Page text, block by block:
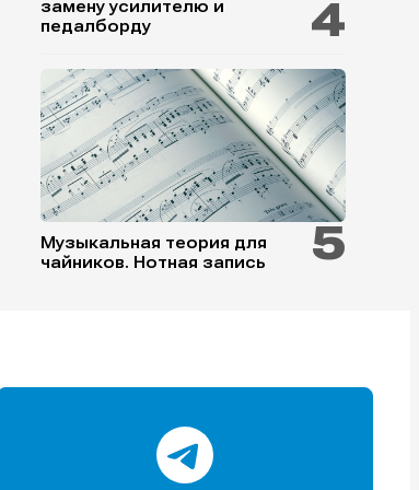
замену усилителю и
педалборду
Музыкальная теория для
чайников. Нотная запись